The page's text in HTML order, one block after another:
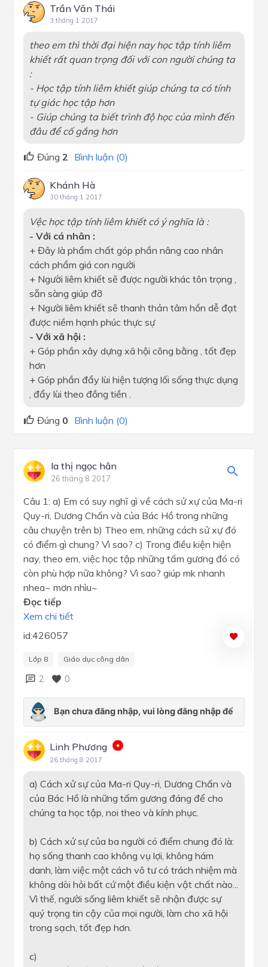
Trần Văn Thái
3 tháng 1 2017
theo em thì thời đại hiện nay học tập tính liêm
khiết rất quan trọng đối với con người chúng ta
:
- Học tập tính liêm khiết giúp chúng ta có tính
tự giác học tập hơn
- Giúp chúng ta biết trình độ học của mình đến
đâu để cố gắng hơn
Đúng 2 Bình luận (0)
Khánh Hà
30 tháng 1 2017
Vệc học tập tính liêm khiết có ý nghĩa là :
- Với cá nhân :
+ Đây là phẩm chất góp phần nâng cao nhân
cách phẩm giá con người
+ Người liêm khiết sẽ được người khác tôn trọng ,
sẵn sàng giúp đỡ
+ Người liêm khiết sẽ thanh thản tâm hồn dễ đạt
được niềm hạnh phúc thực sự
- Với xã hội :
+ Góp phần xây dựng xã hội công bằng , tốt đẹp
hơn
+ Góp phần đẩy lùi hiện tượng lối sống thực dụng
, đẩy lùi theo đồng tiền .
Đúng 0 Bình luận (0)
la thị ngọc hân
26 tháng 8 2017
Câu 1: a) Em có suy nghĩ gì về cách sử xự của Ma-ri
Quy-ri, Dương Chấn và của Bác Hồ trong những
câu chuyện trên b) Theo em, những cách sử xự đó
có điểm gì chung? Vì sao? c) Trong điều kiện hiện
nay, theo em, việc học tập những tấm gương đó có
còn phù hợp nữa không? Vì sao? giúp mk nhanh
nhea~ mơn nhìu~
Đọc tiếp
Xem chi tiết
id:426057
Lớp 8 Giáo dục công dân
2 0
Linh Phương
26 tháng 8 2017
a) Cách xử sự của Ma-ri Quy-ri, Dương Chấn và
của Bác Hồ là những tấm gương đáng để cho
chúng ta học tập, noi theo và kính phục.
b) Cách xử sự của ba người có điểm chung đó là:
họ sống thanh cao không vụ lợi, không hám
danh, làm việc một cách vô tư có trách nhiệm mà
không dòi hỏi bất cứ một điều kiện vật chất nào...
Vì thế, người sống liêm khiết sẽ nhận được sự
quý trọng tin cậy của mọi người, làm cho xã hội
trong sạch, tốt đẹp hơn.
c)